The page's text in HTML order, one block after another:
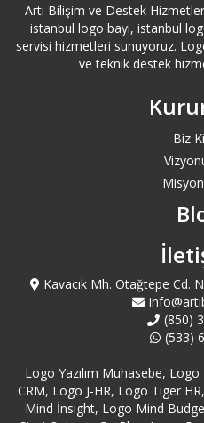
Ataköy Logo Servisi
Ataşehir Logo Servisi
Bahçelievler Logo Servisi
Bakırköy Logo Servisi
Balıkesir Bandırma Logo
Balıkesir Edremit Logo Servisi
Artı Bilişim ve Destek
istanbul logo bayi, istanbul
servisi hizmetleri sunuyoruz.
ve teknik destek
Biz
Kavacık Mh. Otağtepe Cd.
(850)
(533)
Logo Yazılım Muhasebe,
CRM, Logo J-HR, Logo Tiger
Mind İnsight, Logo Mind